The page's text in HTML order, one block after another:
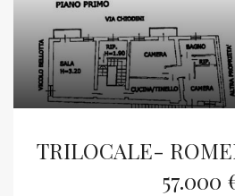
TRILOCALE-
57.000